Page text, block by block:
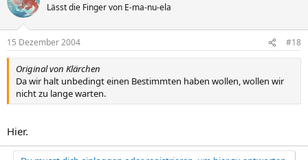
Lässt die Finger von E-ma-nu-ela
15 Dezember 2004 #18
Original von Klärchen
Da wir halt unbedingt einen Bestimmten haben wollen, wollen wir
nicht zu lange warten.
Hier.